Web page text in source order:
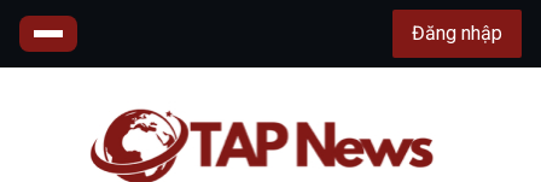
Đăng nhập